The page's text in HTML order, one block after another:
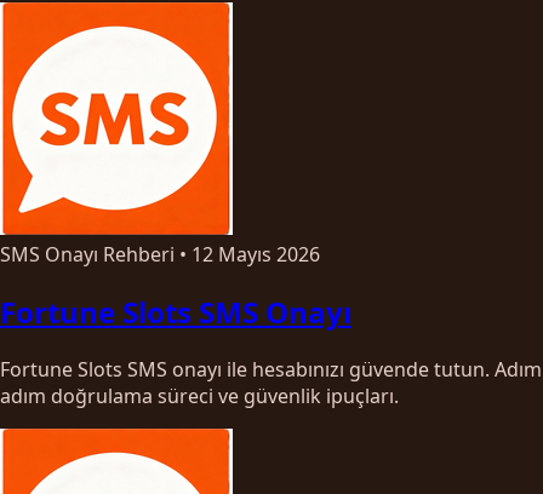
SMS Onayı Rehberi • 12 Mayıs 2026
Fortune Slots SMS Onayı
Fortune Slots SMS onayı ile hesabınızı güvende tutun. Adım
adım doğrulama süreci ve güvenlik ipuçları.